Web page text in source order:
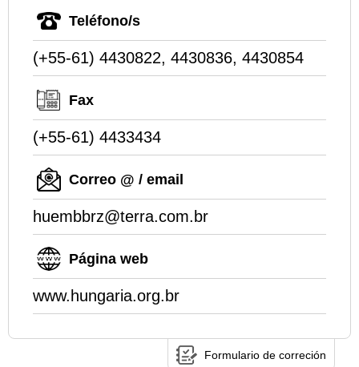
Teléfono/s
(+55-61) 4430822, 4430836, 4430854
Fax
(+55-61) 4433434
Correo @ / email
huembbrz@terra.com.br
Página web
www.hungaria.org.br
Formulario de correción